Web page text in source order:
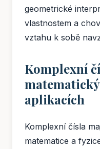
geometrické
vlastnostem a
vztahu k sobě
Komplexní
aplikacích
Komplexní čísla
matematice a